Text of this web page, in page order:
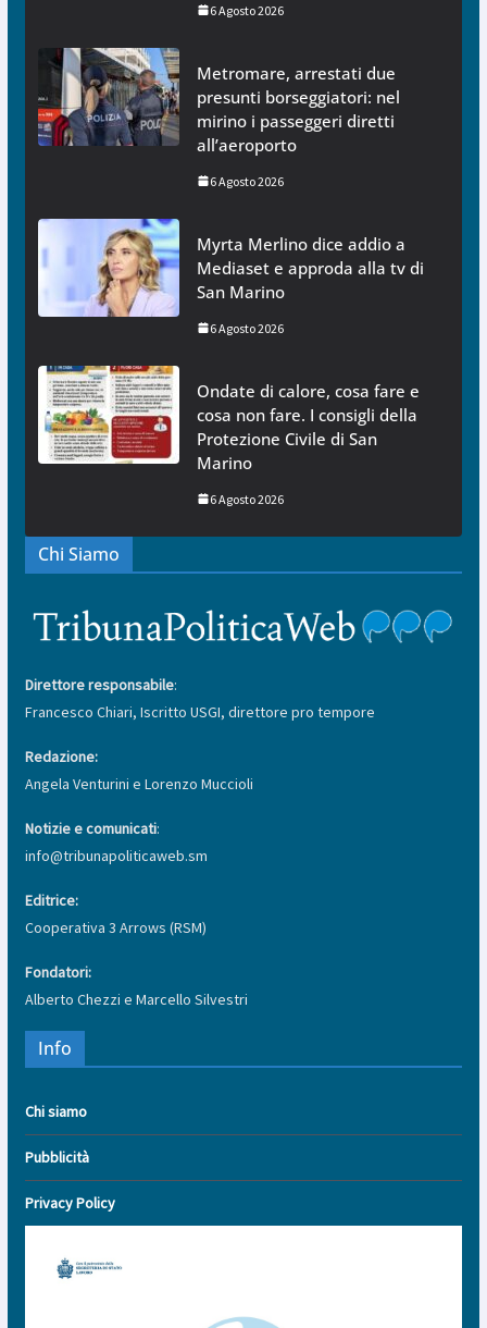
6 Agosto 2026
Metromare, arrestati due
presunti borseggiatori: nel
mirino i passeggeri diretti
all’aeroporto
6 Agosto 2026
Myrta Merlino dice addio a
Mediaset e approda alla tv di
San Marino
6 Agosto 2026
Ondate di calore, cosa fare e
cosa non fare. I consigli della
Protezione Civile di San
Marino
6 Agosto 2026
Chi Siamo
Direttore responsabile:
Francesco Chiari, Iscritto USGI, direttore pro tempore
Redazione:
Angela Venturini e Lorenzo Muccioli
Notizie e comunicati:
info@tribunapoliticaweb.sm
Editrice:
Cooperativa 3 Arrows (RSM)
Fondatori:
Alberto Chezzi e Marcello Silvestri
Info
Chi siamo
Pubblicità
Privacy Policy